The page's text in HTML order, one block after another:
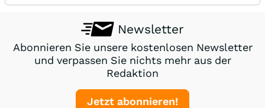
Newsletter
Abonnieren Sie unsere kostenlosen Newsletter
und verpassen Sie nichts mehr aus der
Redaktion
Jetzt abonnieren!